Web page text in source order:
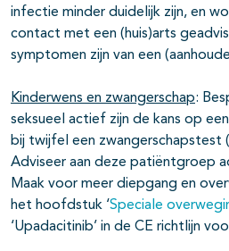
infectie minder duidelijk zijn, en
contact met een (huis)arts
symptomen zijn van een
Kinderwens en zwangerschap:
seksueel actief zijn de kans op
bij twijfel een zwangerschapstest
Adviseer aan deze patiëntgroep
Maak voor meer diepgang en
het hoofdstuk ‘Speciale
‘Upadacitinib’ in de CE richtlijn